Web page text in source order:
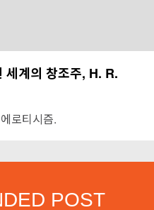
세계의 창조주, H. R.
로티시즘.
POST